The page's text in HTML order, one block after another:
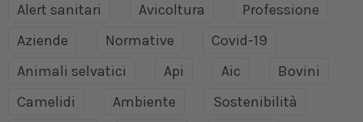
Alert sanitari
Avicoltura
Professione
Aziende
Normative
Covid-19
Animali selvatici
Api Aic
Bovini
Camelidi
Ambiente
Sostenibilità